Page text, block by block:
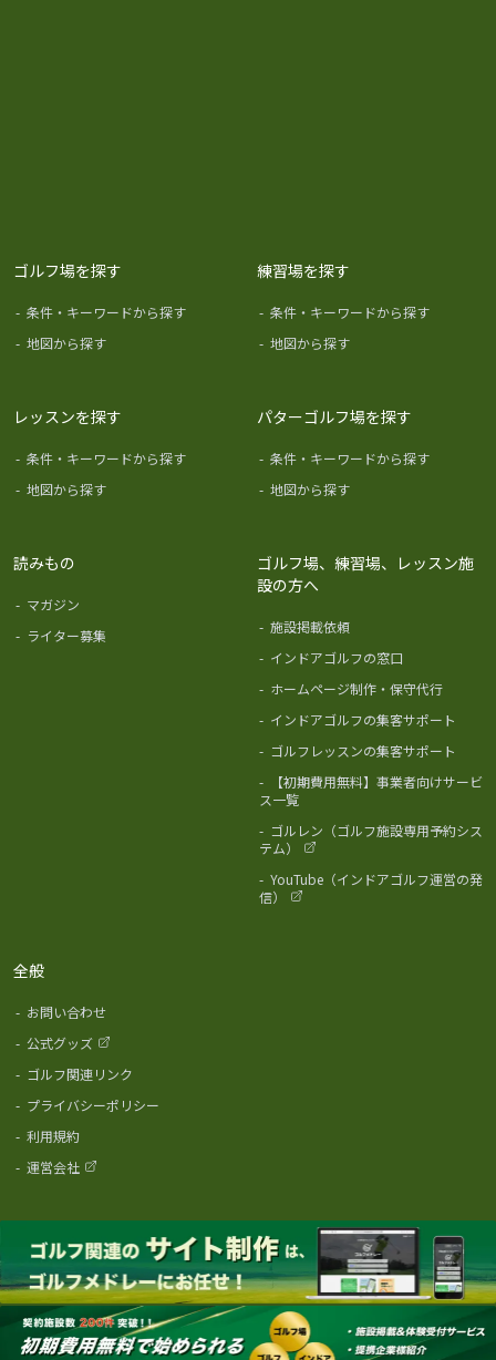
ゴルフ場を探す
- 条件・キーワードから探す
- 地図から探す
練習場を探す
- 条件・キーワードから探す
- 地図から探す
レッスンを探す
- 条件・キーワードから探す
- 地図から探す
パターゴルフ場を探す
- 条件・キーワードから探す
- 地図から探す
読みもの
- マガジン
- ライター募集
ゴルフ場、練習場、レッスン施
設の方へ
- 施設掲載依頼
- インドアゴルフの窓口
- ホームページ制作・保守代行
- インドアゴルフの集客サポート
- ゴルフレッスンの集客サポート
-
【初期費用無料】事業者向けサービ
ス一覧
- ゴルレン（ゴルフ施設専用予約シス
テム）
- YouTube（インドアゴルフ運営の発
信）
全般
- お問い合わせ
- 公式グッズ
- ゴルフ関連リンク
- プライバシーポリシー
- 利用規約
- 運営会社